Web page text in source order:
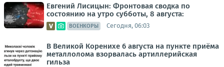
Евгений Лисицын: Фронтовая сводка по
состоянию на утро субботы, 8 августа:
ВОЕНКОРЫ Сегодня, 06:03
В Великой Коренихе 6 августа на пункте приёма
металлолома взорвалась артиллерийская
гильза